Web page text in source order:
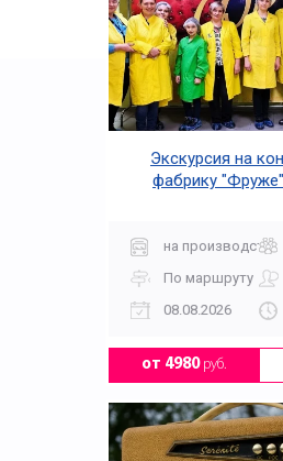
Экскурсия на
фабрику
на
По маршруту
08.08.2026
от 4980руб.